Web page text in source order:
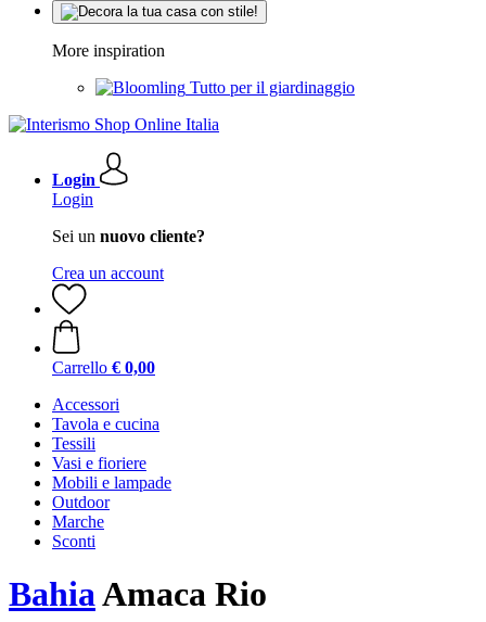
More inspiration
Tutto per il giardinaggio
Login
Login
Sei un nuovo cliente?
Crea un account
Carrello € 0,00
Accessori
Tavola e cucina
Tessili
Vasi e fioriere
Mobili e lampade
Outdoor
Marche
Sconti
BahiaAmaca Rio